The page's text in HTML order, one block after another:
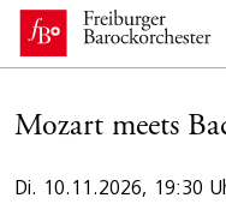
Mozart meets
Di. 10.11.2026, 19:30